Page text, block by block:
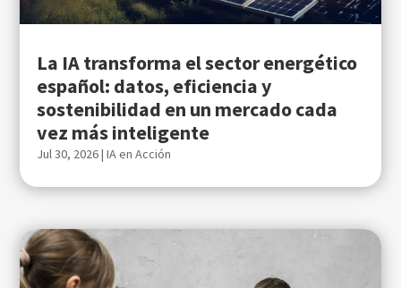
La IA transforma el sector energético
español: datos, eficiencia y
sostenibilidad en un mercado cada
vez más inteligente
Jul 30, 2026|IA en Acción